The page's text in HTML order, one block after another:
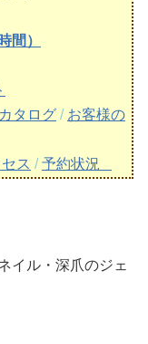
間）
タログ / お客様の
ス /予約状況
イル・深爪のジェ